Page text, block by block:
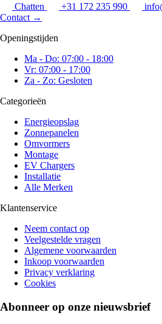
Chatten +31 172 235 990
Contact →
Openingstijden
Ma - Do: 07:00 - 18:00
Vr: 07:00 - 17:00
Za - Zo: Gesloten
Categorieën
Energieopslag
Zonnepanelen
Omvormers
Montage
EV Chargers
Installatie
Alle Merken
Klantenservice
Neem contact op
Veelgestelde vragen
Algemene voorwaarden
Inkoop voorwaarden
Privacy verklaring
Cookies
Abonneer op onze nieuwsbrief